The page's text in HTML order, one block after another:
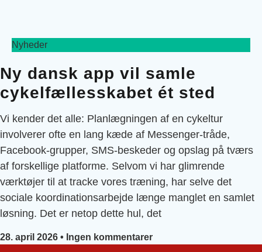
Nyheder
Ny dansk app vil samle
cykelfællesskabet ét sted
Vi kender det alle: Planlægningen af en cykeltur
involverer ofte en lang kæde af Messenger-tråde,
Facebook-grupper, SMS-beskeder og opslag på tværs
af forskellige platforme. Selvom vi har glimrende
værktøjer til at tracke vores træning, har selve det
sociale koordinationsarbejde længe manglet en samlet
løsning. Det er netop dette hul, det
28. april 2026 Ingen kommentarer